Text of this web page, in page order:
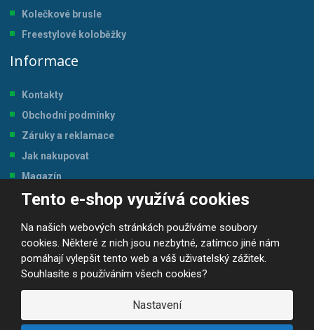
Tento e-shop využívá cookies
Na našich webových stránkách používáme soubory
cookies. Některé z nich jsou nezbytné, zatímco jiné nám
pomáhají vylepšit tento web a váš uživatelský zážitek.
Souhlasíte s používáním všech cookies?
Nastavení
Kolečkové brusle
Freestylové koloběžky
Informace
Kontakty
Obchodní podmínky
Záruky a reklamace
Jak nakupovat
Magazín
Tabulka velikostí
© 2026, JP-SPORT.CZ SPORTOVNÍ POTŘEBY
Prohlášení o přístupnosti |Mapa stránek ||GDPR
VYROBILA
R